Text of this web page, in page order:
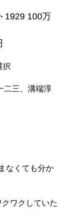
1929 100万
択
二三、溝端淳
なくても分か
ワクしていた